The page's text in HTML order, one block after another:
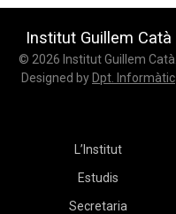
Institut Guillem Catà
© 2026 Institut Guillem Catà.
Designed by Dpt. Informàtic
L’Institut
Estudis
Secretaria